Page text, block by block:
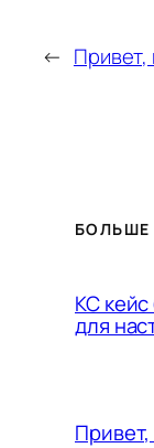
←
БОЛЬШЕ
КС
для